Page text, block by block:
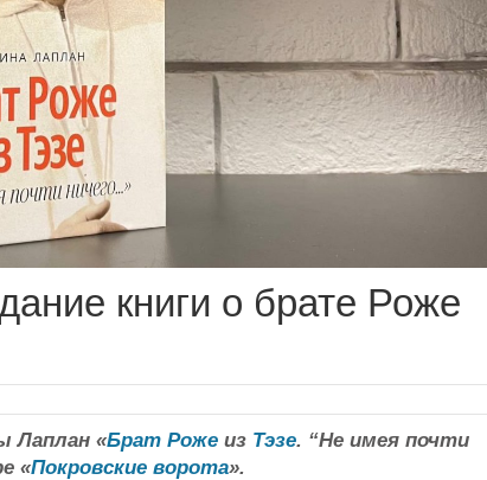
книги о брате Роже
Лаплан «Брат Роже из Тэзе. “Не имея почти
«Покровские ворота».